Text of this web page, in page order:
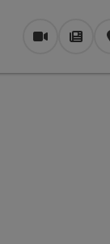
Webové